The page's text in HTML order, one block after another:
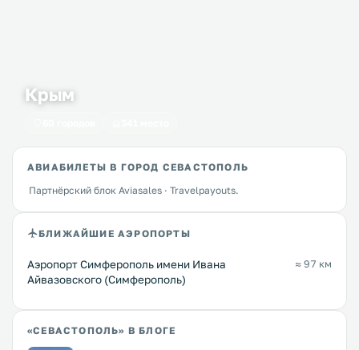
Крым
АВИАБИЛЕТЫ В ГОРОД СЕВАСТОПОЛЬ
Партнёрский блок Aviasales · Travelpayouts.
БЛИЖАЙШИЕ АЭРОПОРТЫ
Аэропорт Симферополь имени Ивана
Айвазовского (Симферополь)
≈ 97 км
«СЕВАСТОПОЛЬ» В БЛОГЕ